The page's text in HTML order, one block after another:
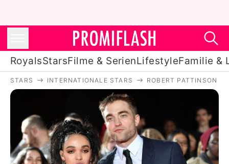
RoyalsStarsFilme & SerienLifestyleFamilie &
Royals
Stars
Filme & Serien
Lifestyle
STARS INTERNATIONALE STARS ROBERT PATTINSON